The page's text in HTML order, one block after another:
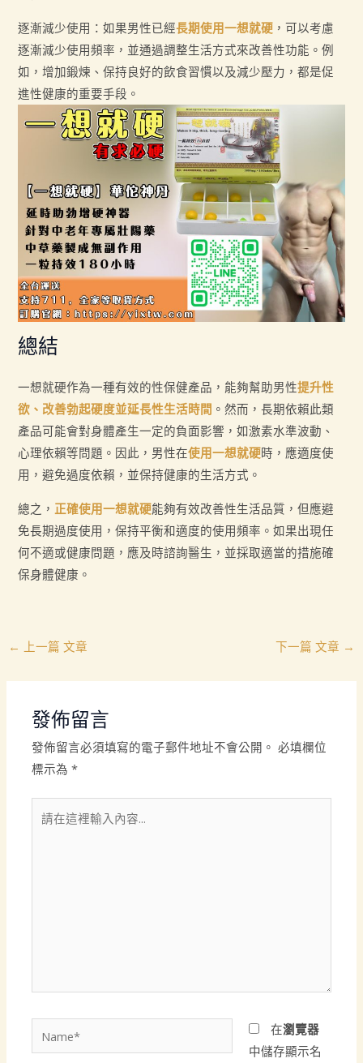
逐漸減少使用：如果男性已經長期使用一想就硬 ，可以考慮
逐漸減少使用頻率，並通過調整生活方式來改善性功能。例
如，增加鍛煉、保持良好的飲食習慣以及減少壓力，都是促
進性健康的重要手段。
總結
一想就硬作為一種有效的性保健產品，能夠幫助男性提升性
欲、改善勃起硬度並延長性生活時間 。然而，長期依賴此類
產品可能會對身體產生一定的負面影響，如激素水準波動、
心理依賴等問題。因此，男性在使用一想就硬時，應適度使
用，避免過度依賴，並保持健康的生活方式。
總之， 正確使用一想就硬能夠有效改善性生活品質，但應避
免長期過度使用，保持平衡和適度的使用頻率。如果出現任
何不適或健康問題，應及時諮詢醫生，並採取適當的措施確
保身體健康。
← 上一篇 文章 下一篇 文章 →
發佈留言
發佈留言必須填寫的電子郵件地址不會公開。 必填欄位
標示為*
在
在瀏覽器
中儲存顯示名